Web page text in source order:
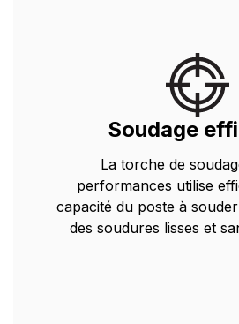
Soudage
La torche de
performances utilise
capacité du poste à
des soudures lisses et